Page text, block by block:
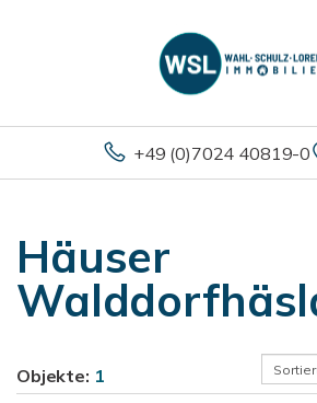
+49 (0)7024 40819-0
Häuser
Objekte: 1